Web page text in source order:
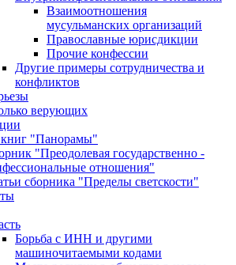
Взаимоотношения
мусульманских организаций
Православные юрисдикции
Прочие конфессии
Другие примеры сотрудничества и
конфликтов
верующих
"Панорамы"
"Преодолевая государственно -
отношения"
сборника "Пределы светскости"
Борьба с ИНН и другими
машиночитаемыми кодами